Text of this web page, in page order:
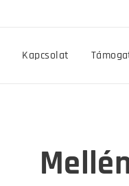
Kapcsolat